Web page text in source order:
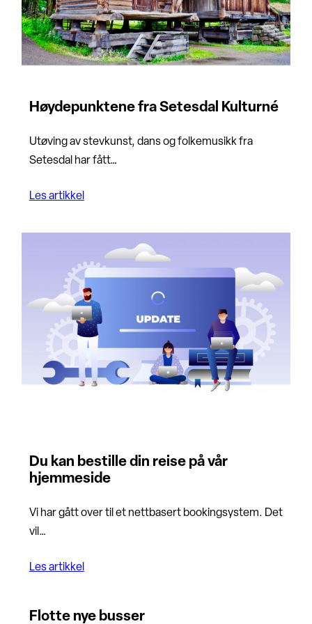
Høydepunktene fra Setesdal Kulturné
Utøving av stevkunst, dans og folkemusikk fra
Setesdal har fått…
Les artikkel
Du kan bestille din reise på vår
hjemmeside
Vi har gått over til et nettbasert bookingsystem. Det
vil…
Les artikkel
Flotte nye busser